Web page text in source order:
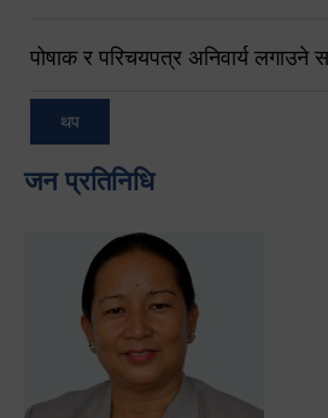
पोषाक र परिचयपत्र अनिवार्य लगाउने
थप
जन प्रतिनिधि